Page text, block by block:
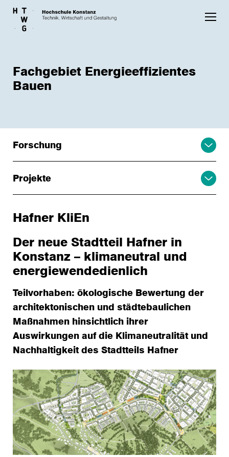
Skip to main content
Fachgebiet Energieeffizientes
Bauen
Forschung
Projekte
Hafner KliEn
Der neue Stadtteil Hafner in
Konstanz – klimaneutral und
energiewendedienlich
Teilvorhaben: ökologische Bewertung der
architektonischen und städtebaulichen
Maßnahmen hinsichtlich ihrer
Auswirkungen auf die Klimaneutralität und
Nachhaltigkeit des Stadtteils Hafner